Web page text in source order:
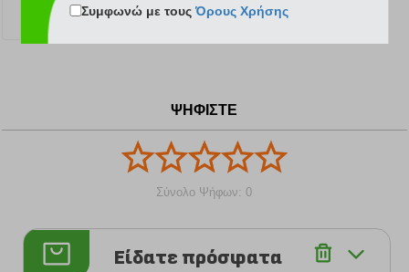
ΨΗΦΙΣΤΕ
Σύνολο Ψήφων: 0
Είδατε πρόσφατα
Συμφωνώ με τουςΌρους Χρήσης